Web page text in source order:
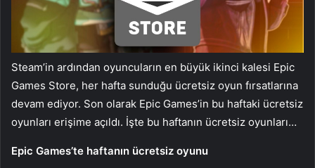
Steam’in ardından oyuncuların en büyük ikinci kalesi Epic
Games Store, her hafta sunduğu ücretsiz oyun fırsatlarına
devam ediyor. Son olarak Epic Games’in bu haftaki ücretsiz
oyunları erişime açıldı. İşte bu haftanın ücretsiz oyunları…
Epic Games’te haftanın ücretsiz oyunu